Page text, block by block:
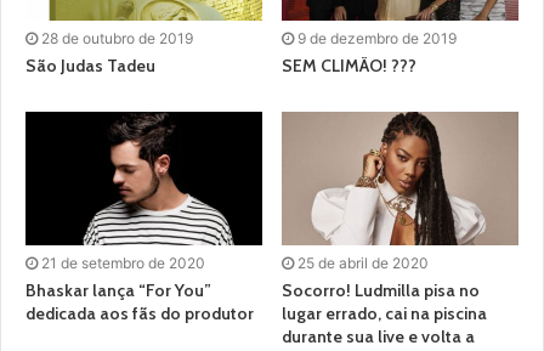
28 de outubro de 2019
São Judas Tadeu
9 de dezembro de 2019
SEM CLIMÃO! ???
21 de setembro de 2020
Bhaskar lança “For You”
dedicada aos fãs do produtor
25 de abril de 2020
Socorro! Ludmilla pisa no
lugar errado, cai na piscina
durante sua live e volta a